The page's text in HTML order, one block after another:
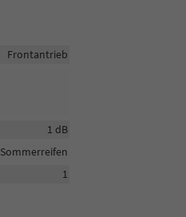
Frontantrieb
1 dB
Sommerreifen
1